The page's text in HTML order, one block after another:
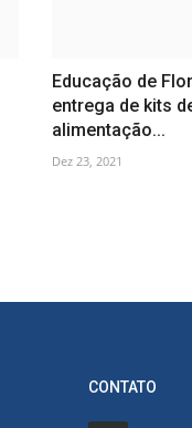
Educação de
entrega de kits
alimentação...
Dez 23, 2021
CONTATO